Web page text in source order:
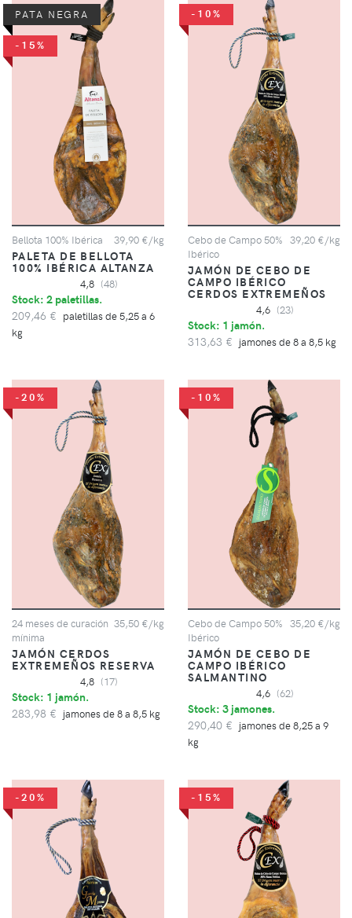
PATA NEGRA
-15%
Bellota 100% Ibérica 39,90 €/kg
PALETA DE BELLOTA
100% IBÉRICA ALTANZA
4,8 (48)
Stock: 2 paletillas.
209,46 € paletillas de 5,25 a 6
kg
-10%
Cebo de Campo 50%
Ibérico
39,20 €/kg
JAMÓN DE CEBO DE
CAMPO IBÉRICO
CERDOS EXTREMEÑOS
4,6 (23)
Stock: 1 jamón.
313,63 € jamones de 8 a 8,5 kg
-20%
24 meses de curación
mínima
35,50 €/kg
JAMÓN CERDOS
EXTREMEÑOS RESERVA
4,8 (17)
Stock: 1 jamón.
283,98 € jamones de 8 a 8,5 kg
-10%
Cebo de Campo 50%
Ibérico
35,20 €/kg
JAMÓN DE CEBO DE
CAMPO IBÉRICO
SALMANTINO
4,6 (62)
Stock: 3 jamones.
290,40 € jamones de 8,25 a 9
kg
-20% -15%